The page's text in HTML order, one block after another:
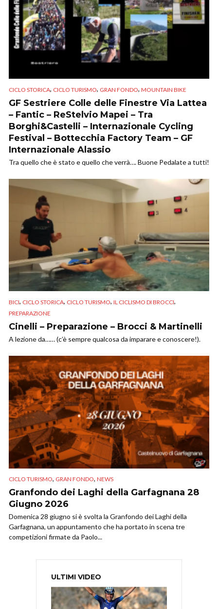
CICLO STORICA, CICLO TURISMO, GRAN FONDO, MOUNTAIN BIKE
GF Sestriere Colle delle Finestre Via Lattea
– Fantic – ReStelvio Mapei – Tra
Borghi&Castelli – Internazionale Cycling
Festival – Bottecchia Factory Team – GF
Internazionale Alassio
Tra quello che è stato e quello che verrà…. Buone Pedalate a tutti!
BICI, CICLO STORICA, CICLO TURISMO, IL CICLISMO DI BROCCI,
PREPARAZIONE
Cinelli – Preparazione – Brocci & Martinelli
A lezione da…… (c’è sempre qualcosa da imparare e conoscere!).
CICLO TURISMO, GRAN FONDO, NEWS
Granfondo dei Laghi della Garfagnana 28
Giugno 2026
Domenica 28 giugno si è svolta la Granfondo dei Laghi della
Garfagnana, un appuntamento che ha portato in scena tre
competizioni firmate da Paolo...
ULTIMI VIDEO